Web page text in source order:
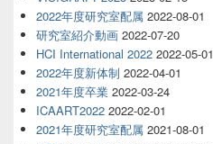
2022年度研究室配属 2022-08-01
研究室紹介動画 2022-07-20
HCI International 2022 2022-05-01
2022年度新体制 2022-04-01
2021年度卒業 2022-03-24
ICAART2022 2022-02-01
2021年度研究室配属 2021-08-01